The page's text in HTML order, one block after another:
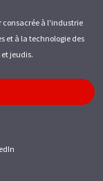
à l'industrie
et à la technologie des
jeudis.